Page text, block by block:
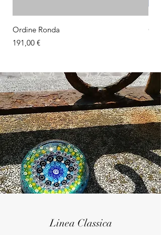
Ordine Ronda
Prezzo
191,00 €
Linea Classica